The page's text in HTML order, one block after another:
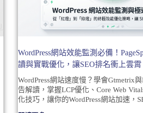
WordPress網站效能監測必備！
讀與實戰優化，讓SEO排名衝上雲霄
WordPress網站速度慢？學會Gtmetrix與
告解讀，掌握LCP優化、Core Web
化技巧，讓你的WordPress網站加速，